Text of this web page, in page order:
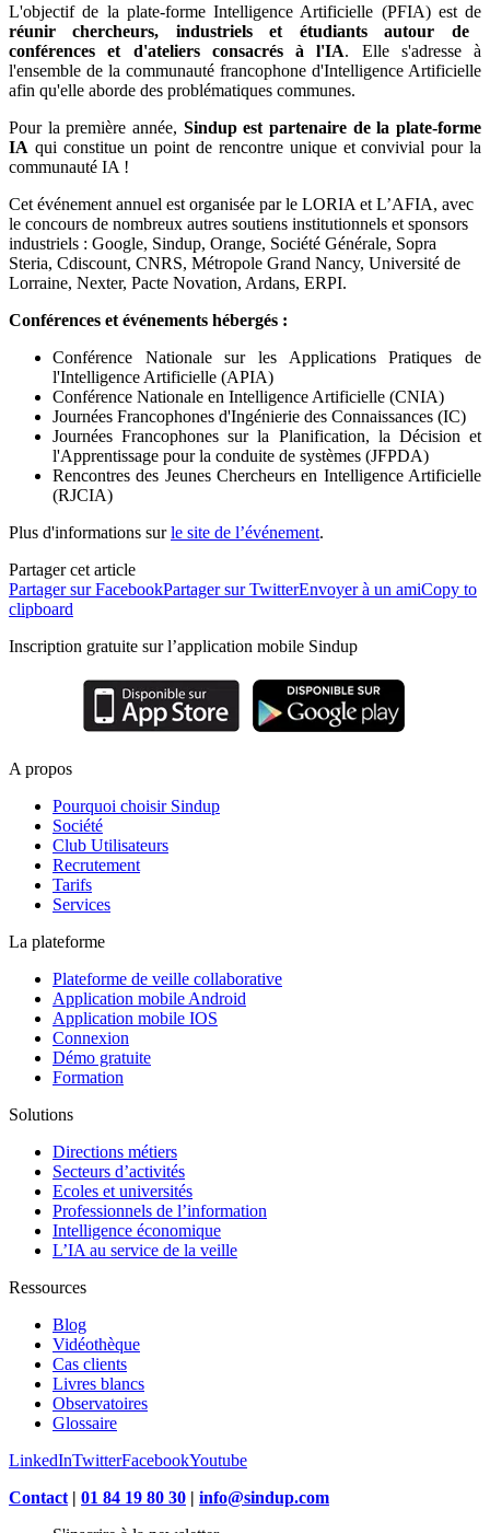
L'objectif de la plate-forme Intelligence Artificielle (PFIA) est de
réunir chercheurs, industriels et étudiants autour de
conférences et d'ateliers consacrés à l'IA. Elle s'adresse à
l'ensemble de la communauté francophone d'Intelligence Artificielle
afin qu'elle aborde des problématiques communes.
Pour la première année, Sindup est partenaire de la plate-forme
IA qui constitue un point de rencontre unique et convivial pour la
communauté IA !
Cet événement annuel est organisée par le LORIA et L’AFIA, avec
le concours de nombreux autres soutiens institutionnels et sponsors
industriels : Google, Sindup, Orange, Société Générale, Sopra
Steria, Cdiscount, CNRS, Métropole Grand Nancy, Université de
Lorraine, Nexter, Pacte Novation, Ardans, ERPI.
Conférences et événements hébergés :
Conférence Nationale sur les Applications Pratiques de
l'Intelligence Artificielle (APIA)
Conférence Nationale en Intelligence Artificielle (CNIA)
Journées Francophones d'Ingénierie des Connaissances (IC)
Journées Francophones sur la Planification, la Décision et
l'Apprentissage pour la conduite de systèmes (JFPDA)
Rencontres des Jeunes Chercheurs en Intelligence Artificielle
(RJCIA)
Plus d'informations surle site de l’événement.
Partager cet article
Partager sur FacebookPartager sur TwitterEnvoyer à un amiCopy to
clipboard
Inscription gratuite sur l’application mobile Sindup
A propos
Pourquoi choisir Sindup
Société
Club Utilisateurs
Recrutement
Tarifs
Services
La plateforme
Plateforme de veille collaborative
Application mobile Android
Application mobile IOS
Connexion
Démo gratuite
Formation
Solutions
Directions métiers
Secteurs d’activités
Ecoles et universités
Professionnels de l’information
Intelligence économique
L’IA au service de la veille
Ressources
Blog
Vidéothèque
Cas clients
Livres blancs
Observatoires
Glossaire
LinkedInTwitterFacebookYoutube
Contact | 01 84 19 80 30 | info@sindup.com